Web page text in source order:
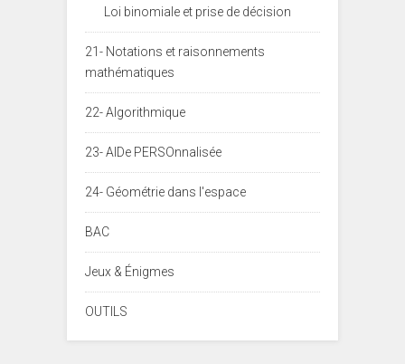
Loi binomiale et prise de décision
21- Notations et raisonnements
mathématiques
22- Algorithmique
23- AIDe PERSOnnalisée
24- Géométrie dans l'espace
BAC
Jeux & Énigmes
OUTILS